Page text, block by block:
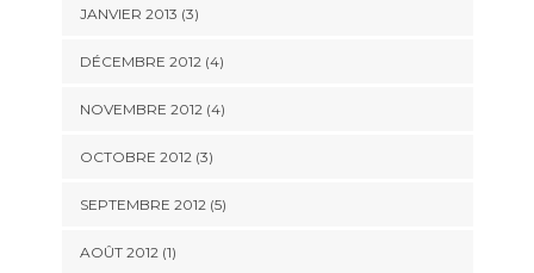
JANVIER 2013 (3)
DÉCEMBRE 2012(4)
NOVEMBRE 2012(4)
OCTOBRE 2012(3)
SEPTEMBRE 2012(5)
AOÛT 2012(1)